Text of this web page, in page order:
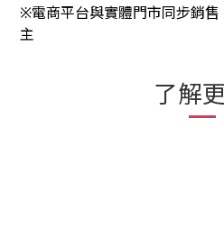
※電商平台與實體門市同步銷
主
了解